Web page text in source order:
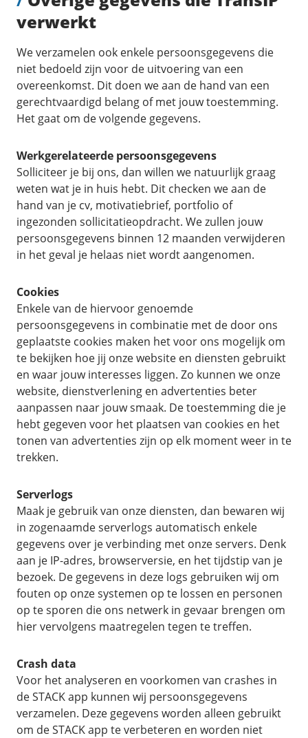
verwerkt
We verzamelen ook enkele persoonsgegevens die
niet bedoeld zijn voor de uitvoering van een
overeenkomst. Dit doen we aan de hand van een
gerechtvaardigd belang of met jouw toestemming.
Het gaat om de volgende gegevens.
Werkgerelateerde persoonsgegevens
Solliciteer je bij ons, dan willen we natuurlijk graag
weten wat je in huis hebt. Dit checken we aan de
hand van je cv, motivatiebrief, portfolio of
ingezonden sollicitatieopdracht. We zullen jouw
persoonsgegevens binnen 12 maanden verwijderen
in het geval je helaas niet wordt aangenomen.
Cookies
Enkele van de hiervoor genoemde
persoonsgegevens in combinatie met de door ons
geplaatste cookies maken het voor ons mogelijk om
te bekijken hoe jij onze website en diensten gebruikt
en waar jouw interesses liggen. Zo kunnen we onze
website, dienstverlening en advertenties beter
aanpassen naar jouw smaak. De toestemming die je
hebt gegeven voor het plaatsen van cookies en het
tonen van advertenties zijn op elk moment weer in te
trekken.
Serverlogs
Maak je gebruik van onze diensten, dan bewaren wij
in zogenaamde serverlogs automatisch enkele
gegevens over je verbinding met onze servers. Denk
aan je IP-adres, browserversie, en het tijdstip van je
bezoek. De gegevens in deze logs gebruiken wij om
fouten op onze systemen op te lossen en personen
op te sporen die ons netwerk in gevaar brengen om
hier vervolgens maatregelen tegen te treffen.
Crash data
Voor het analyseren en voorkomen van crashes in
de STACK app kunnen wij persoonsgegevens
verzamelen. Deze gegevens worden alleen gebruikt
om de STACK app te verbeteren en worden niet